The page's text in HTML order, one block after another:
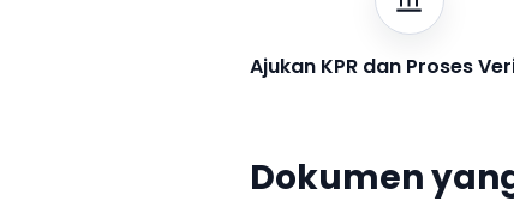
Ajukan KPR dan Proses
Dokumen